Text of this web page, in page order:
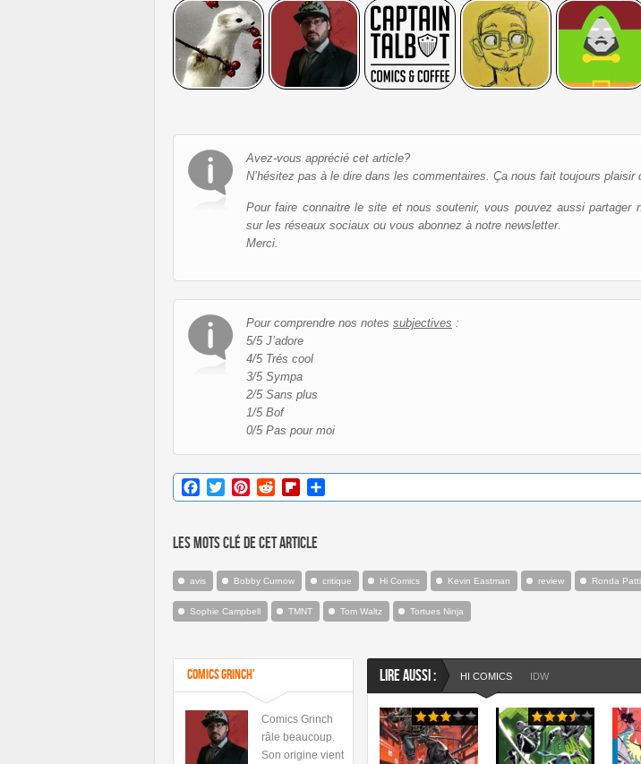
Avez-vous apprécié cet article?
N’hésitez pas à le dire dans les commentaires. Ça nous fait toujours plaisir
Pour faire connaitre le site et nous soutenir, vous pouvez aussi partager
sur les réseaux sociaux ou vous abonnez à notre newsletter.
Merci.
Pour comprendre nos notes subjectives :
5/5 J’adore
4/5 Trés cool
3/5 Sympa
2/5 Sans plus
1/5 Bof
0/5 Pas pour moi
Facebook
TwitterPinterestRedditFlipboard
Les mots clé de cet article
avis Bobby Curnow critique Hi Comics Kevin Eastman review Ronda
Sophie Campbell TMNT Tom Waltz Tortues Ninja
Comics Grinch'
Comics Grinch
râle beaucoup.
Son origine vient
LIRE AUSSI : HI COMICS IDW